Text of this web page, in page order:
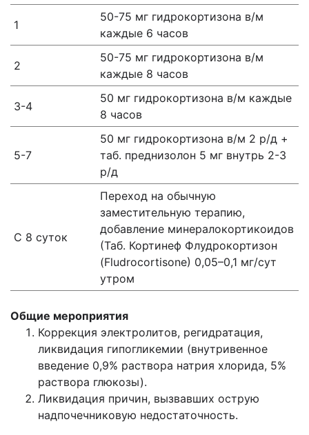
1
50-75 мг гидрокортизона в/м
каждые 6 часов
2
50-75 мг гидрокортизона в/м
каждые 8 часов
3-4
50 мг гидрокортизона в/м каждые
8 часов
5-7
50 мг гидрокортизона в/м 2 р/д +
таб. преднизолон 5 мг внутрь 2-3
р/д
С 8 суток
Переход на обычную
заместительную терапию,
добавление минералокортикоидов
(Таб. Кортинеф Флудрокортизон
(Fludrocortisone) 0,05–0,1 мг/сут
утром
Общие мероприятия
Коррекция электролитов, регидратация,
ликвидация гипогликемии (внутривенное
введение 0,9% раствора натрия хлорида, 5%
раствора глюкозы).
Ликвидация причин, вызвавших острую
надпочечниковую недостаточность.